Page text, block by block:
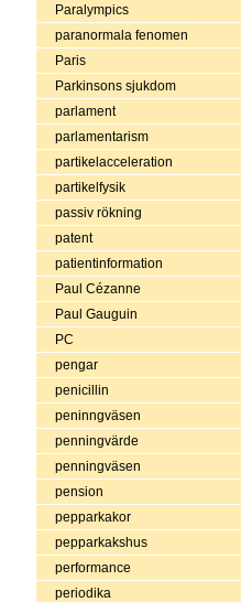
Paralympics
paranormala fenomen
Paris
Parkinsons sjukdom
parlament
parlamentarism
partikelacceleration
partikelfysik
passiv rökning
patent
patientinformation
Paul Cézanne
Paul Gauguin
PC
pengar
penicillin
peninngväsen
penningvärde
penningväsen
pension
pepparkakor
pepparkakshus
performance
periodika